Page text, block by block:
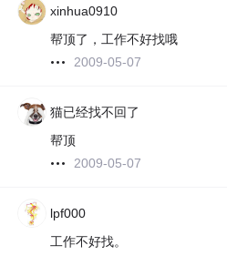
xinhua0910
帮顶了，工作不好找哦
2009-05-07
猫已经找不回了
帮顶
2009-05-07
lpf000
工作不好找。